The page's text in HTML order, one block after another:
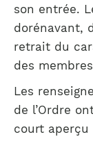
son entrée.
dorénavant,
retrait du
des
Les
de l’Ordre
court aperçu